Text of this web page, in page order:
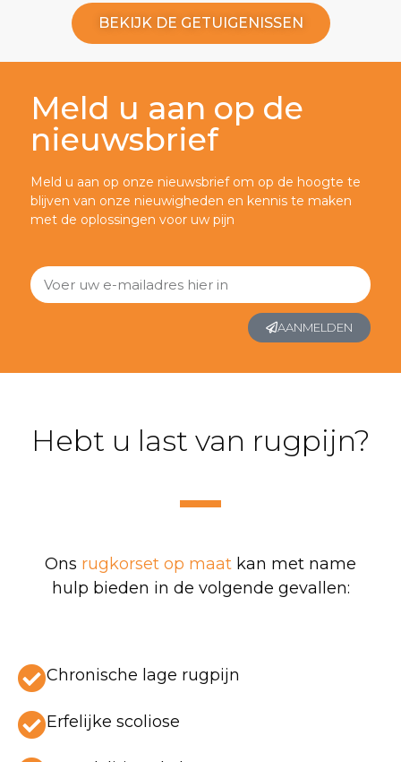
BEKIJK DE GETUIGENISSEN
Meld u aan op de
nieuwsbrief
Meld u aan op onze nieuwsbrief om op de hoogte te
blijven van onze nieuwigheden en kennis te maken
met de oplossingen voor uw pijn
AANMELDEN
Hebt u last van rugpijn?
Ons rugkorset op maat kan met name
hulp bieden in de volgende gevallen:
Chronische lage rugpijn
Erfelijke scoliose